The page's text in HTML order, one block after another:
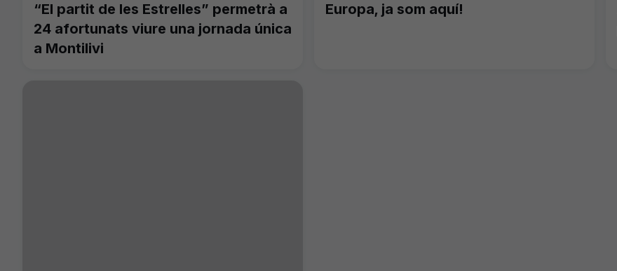
“El partit de les Estrelles” permetrà a
24 afortunats viure una jornada única
a Montilivi
Europa, ja som aquí!